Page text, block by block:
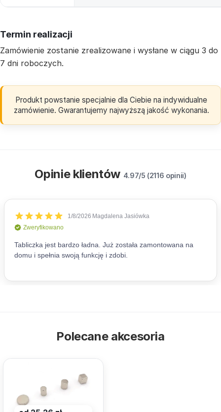
Termin realizacji
Zamówienie zostanie zrealizowane i wysłane w ciągu 3 do
7 dni roboczych.
Produkt powstanie specjalnie dla Ciebie na indywidualne
zamówienie. Gwarantujemy najwyższą jakość wykonania.
Opinie klientów 4.97/5 (2116 opinii)
Polecane akcesoria